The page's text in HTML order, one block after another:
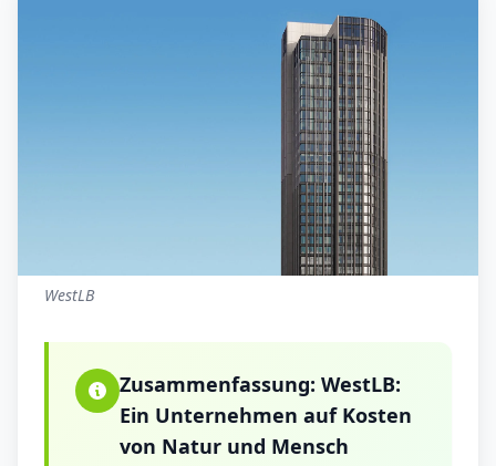
WestLB
Zusammenfassung: WestLB:
Ein Unternehmen auf Kosten
von Natur und Mensch